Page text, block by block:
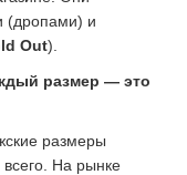
(дропами) и
Out).
размер — это
размеры
На рынке